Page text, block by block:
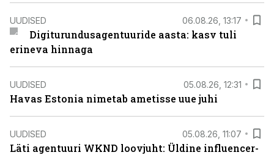
UUDISED 06.08.26, 13:17
Digiturundusagentuuride aasta: kasv tuli
erineva hinnaga
UUDISED 05.08.26, 12:31
Havas Estonia nimetab ametisse uue juhi
UUDISED 05.08.26, 11:07
Läti agentuuri WKND loovjuht: Üldine influencer-